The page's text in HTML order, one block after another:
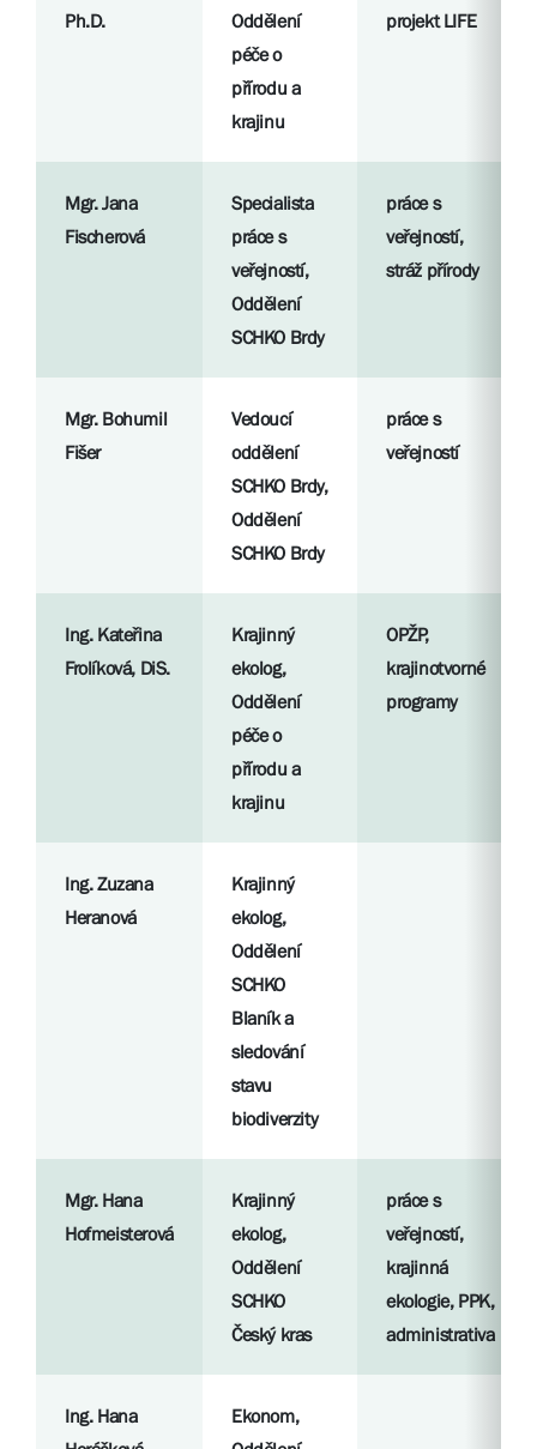
Ph.D.
Oddělení
péče o
přírodu a
krajinu
projekt LIFE
Mgr. Jana
Fischerová
Specialista
práce s
veřejností,
Oddělení
SCHKO Brdy
práce s
veřejností,
stráž přírody
Mgr. Bohumil
Fišer
Vedoucí
oddělení
SCHKO Brdy,
Oddělení
SCHKO Brdy
práce s
veřejností
Ing. Kateřina
Frolíková, DiS.
Krajinný
ekolog,
Oddělení
péče o
přírodu a
krajinu
OPŽP,
krajinotvorné
programy
Ing. Zuzana
Heranová
Krajinný
ekolog,
Oddělení
SCHKO
Blaník a
sledování
stavu
biodiverzity
Mgr. Hana
Hofmeisterová
Krajinný
ekolog,
Oddělení
SCHKO
Český kras
práce s
veřejností,
krajinná
ekologie, PPK,
administrativa
Ing. Hana
Ekonom,